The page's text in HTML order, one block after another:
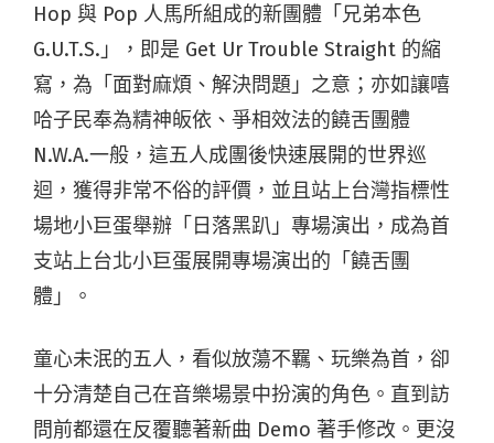
Hop 與 Pop 人馬所組成的新團體「兄弟本色
G.U.T.S.」，即是 Get Ur Trouble Straight 的縮
寫，為「面對麻煩、解決問題」之意；亦如讓嘻
哈子民奉為精神皈依、爭相效法的饒舌團體
N.W.A.一般，這五人成團後快速展開的世界巡
迴，獲得非常不俗的評價，並且站上台灣指標性
場地小巨蛋舉辦「日落黑趴」專場演出，成為首
支站上台北小巨蛋展開專場演出的「饒舌團
體」。
童心未泯的五人，看似放蕩不羈、玩樂為首，卻
十分清楚自己在音樂場景中扮演的角色。直到訪
問前都還在反覆聽著新曲 Demo 著手修改。更沒